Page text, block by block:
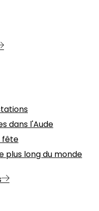
dans l'Aude
fête
plus long du monde